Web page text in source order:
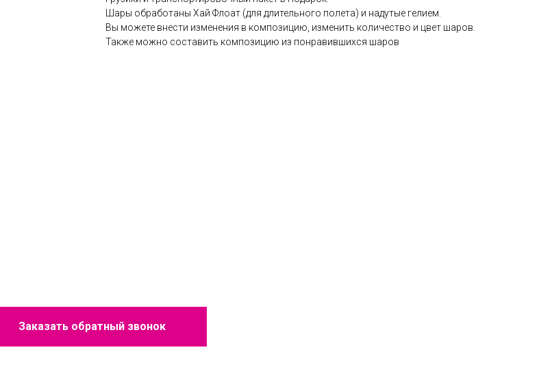
Шары обработаны Хай Флоат (для длительного полета) и надутые гелием.
Вы можете внести изменения в композицию, изменить количество и цвет шаров.
Также можно составить композицию из понравившихся шаров
Заказать обратный звонок